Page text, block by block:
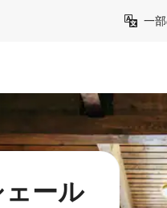
一
ール